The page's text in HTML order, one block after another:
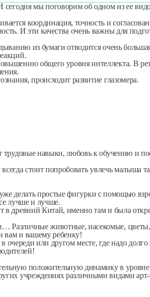
мы поговорим об одном из ее
координация, точность и
И эти качества очень важны для
из бумаги отводится очень
общего уровня интеллекта. В
происходит развитие глазомера.
трудовые навыки, любовь к обучению и
стоит попробовать увлечь малыша
делать простые фигурки с помощью
лучше и лучше.
в древний Китай, именно там и была
Различные животные, насекомые,
вам и вашему ребенку!
или другом месте, где надо
положительную динамику в уровне
учреждениях различными видами